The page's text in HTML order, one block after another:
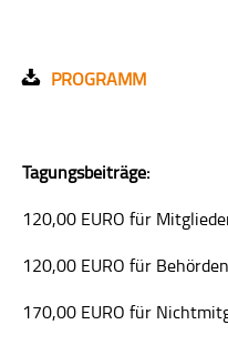
PROGRAMM
Tagungsbeiträge:
120,00 EURO für
120,00 EURO für
170,00 EURO für